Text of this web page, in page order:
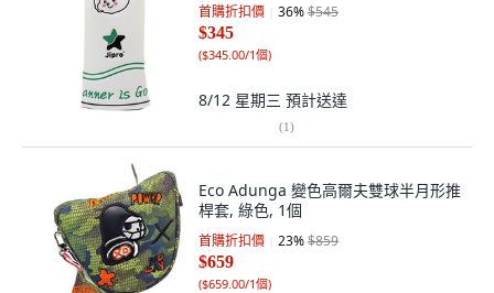
首購折扣價 36%$545
$345
($345.00/1個)
8/12 星期三 預計送達
(1)
Eco Adunga 變色高爾夫雙球半月形推
桿套, 綠色, 1個
首購折扣價 23%$859
$659
($659.00/1個)